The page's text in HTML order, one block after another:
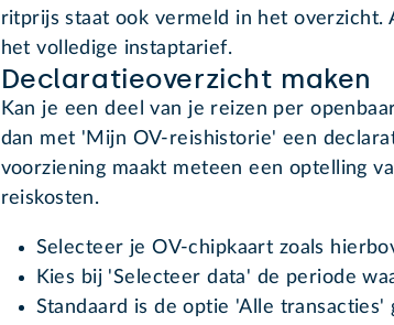
ritprijs staat ook vermeld in het overzicht.
het volledige instaptarief.
Declaratieoverzicht maken
Kan je een deel van je reizen per
dan met 'Mijn OV-reishistorie' een
voorziening maakt meteen een optelling
reiskosten.
Selecteer je OV-chipkaart zoals
Kies bij 'Selecteer data' de periode
Standaard is de optie 'Alle